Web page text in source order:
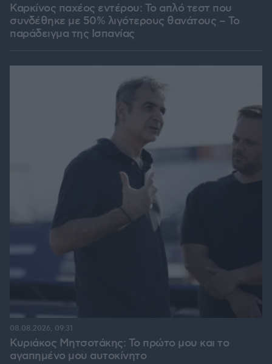
Καρκίνος παχέος εντέρου: Το απλό τεστ που
συνδέθηκε με 50% λιγότερους θανάτους – Το
παράδειγμα της Ισπανίας
Κυριάκος Μητσοτάκης: Το πρώτο μου και το
αγαπημένο μου αυτοκίνητο
08.08.2026, 09:31